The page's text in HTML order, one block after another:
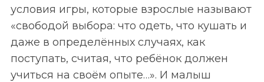
условия игры, которые взрослые называют
«свободой выбора: что одеть, что кушать и
даже в определённых случаях, как
поступать, считая, что ребёнок должен
учиться на своём опыте…». И малыш